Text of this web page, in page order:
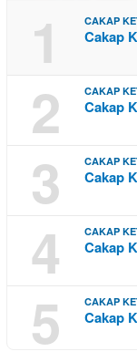
1 CAKAP
Cakap
2 CAKAP
Cakap
3 CAKAP
Cakap
4 CAKAP
Cakap
5 CAKAP
Cakap